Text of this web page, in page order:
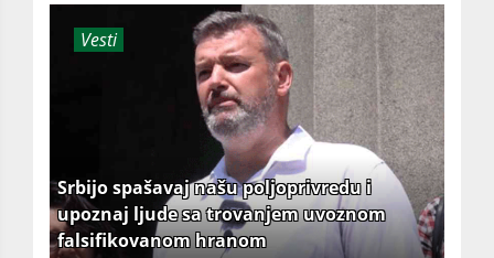
Vesti
Srbijo spašavaj našu poljoprivredu i
upoznaj ljude sa trovanjem uvoznom
falsifikovanom hranom